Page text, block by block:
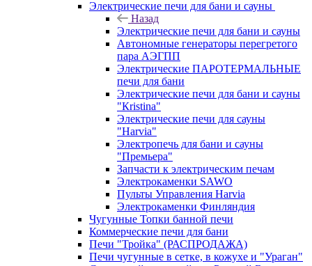
Электрические печи для бани и сауны
Назад
Электрические печи для бани и сауны
Автономные генераторы перегретого
пара АЭГПП
Электрические ПАРОТЕРМАЛЬНЫЕ
печи для бани
Электрические печи для бани и сауны
"Кristina"
Электрические печи для сауны
"Harvia"
Электропечь для бани и сауны
"Премьера"
Запчасти к электрическим печам
Электрокаменки SAWO
Пульты Управления Harvia
Электрокаменки Финляндия
Чугунные Топки банной печи
Коммерческие печи для бани
Печи "Тройка" (РАСПРОДАЖА)
Печи чугунные в сетке, в кожухе и "Ураган"